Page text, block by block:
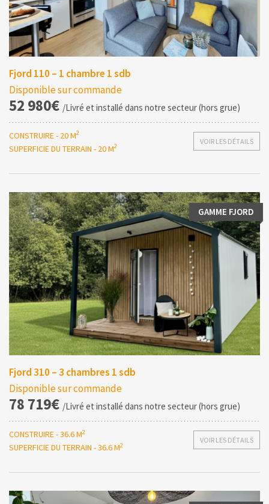
Fjord 110 – 1 chambre 1 sdb
Disponible sur commande
52 980€ /Livré et installé dans notre secteur (hors grue)
VOIR LES DÉTAILS
CONSTRUIRE - 20 M2
SUPERFICIE DU TERRAIN - 20 M2
GAMME FJORD
Fjord 310 – 3 chambres 1 sdb
Disponible sur commande
78 719€ /Livré et installé dans notre secteur (hors grue)
VOIR LES DÉTAILS
CONSTRUIRE - 36.6 M2
SUPERFICIE DU TERRAIN - 36.6 M2